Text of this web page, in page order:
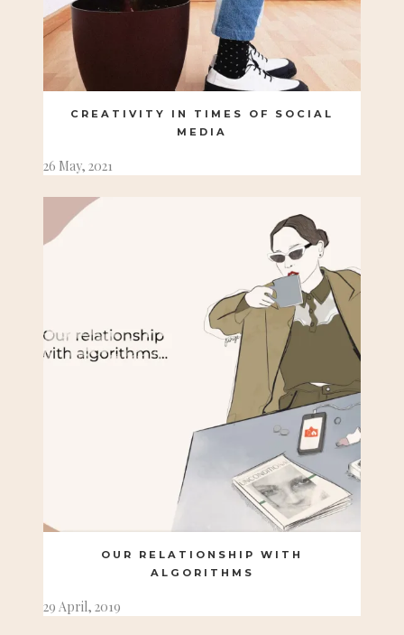
CREATIVITY IN TIMES OF SOCIAL
MEDIA
26 May, 2021
OUR RELATIONSHIP WITH
ALGORITHMS
29 April, 2019